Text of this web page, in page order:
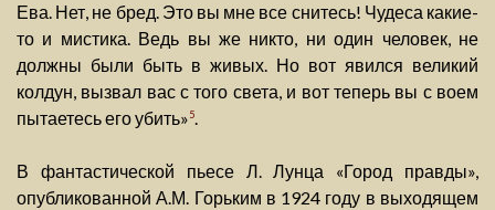
Ева. Нет, не бред. Это вы мне все снитесь! Чудеса какие-
то и мистика. Ведь вы же никто, ни один человек, не
должны были быть в живых. Но вот явился великий
колдун, вызвал вас с того света, и вот теперь вы с воем
пытаетесь его убить»5.
В фантастической пьесе Л. Лунца «Город правды»,
опубликованной А.М. Горьким в 1924 году в выходящем